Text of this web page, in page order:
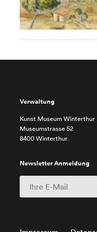
Verwaltung
Kunst Museum Winterthur
Museumstrasse 52
8400 Winterthur
Newsletter Anmeldung